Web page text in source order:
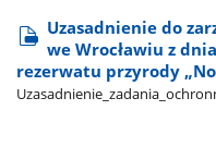
Uzasadnienie do
we Wrocławiu z
rezerwatu przyrody